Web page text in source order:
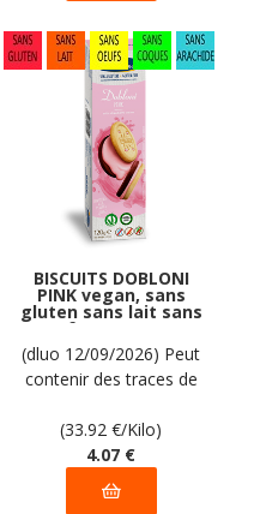
BISCUITS DOBLONI
PINK vegan, sans
gluten sans lait sans
oeufs sans coque
sans arachide PIACERI
MEDITERRANEI : 120g
(dluo 12/09/2026) Peut
contenir des traces de
déclarées par le
fabricant
(33.92 €/Kilo)
4.07 €